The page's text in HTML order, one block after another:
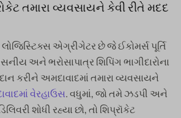
તમારા વ્યવસાયને કેવી રીતે મદદ
એગ્રીગેટર છે જે ઈકોમર્સ પૂર્તિ
અને ભરોસાપાત્ર શિપિંગ ભાગીદારોના
કરીને અમદાવાદમાં તમારા વ્યવસાયને
વેરહાઉસ. વધુમાં, જો તમે ઝડપી અને
શોધી રહ્યા છો, તો શિપ્રૉકેટ